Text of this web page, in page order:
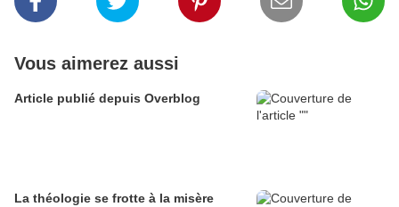
Vous aimerez aussi
Article publié depuis Overblog
La théologie se frotte à la misère